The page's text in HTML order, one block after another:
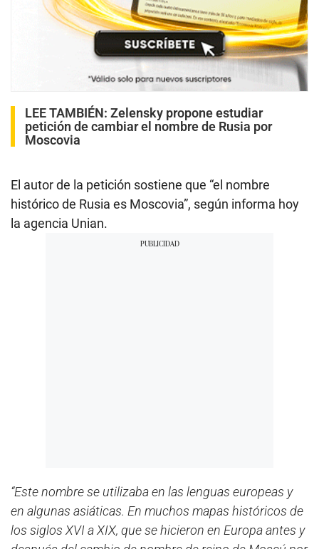
LEE TAMBIÉN: Zelensky propone estudiar
petición de cambiar el nombre de Rusia por
Moscovia
El autor de la petición sostiene que “el nombre
histórico de Rusia es Moscovia”, según informa hoy
la agencia Unian.
“Este nombre se utilizaba en las lenguas europeas y
en algunas asiáticas. En muchos mapas históricos de
los siglos XVI a XIX, que se hicieron en Europa antes y